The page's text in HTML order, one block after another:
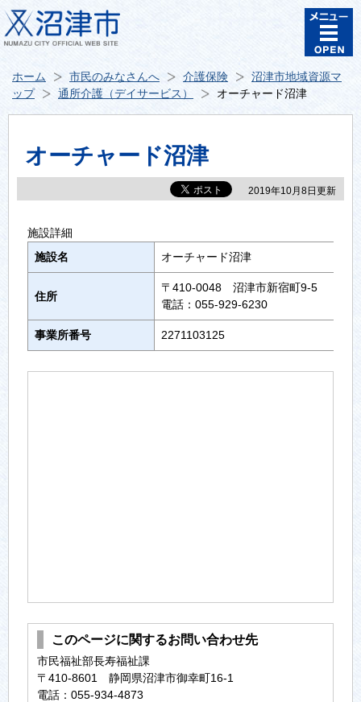
ホーム 市民のみなさんへ 介護保険
沼津市地域資源マ
ップ
通所介護（デイサービス） オーチャード沼津
オーチャード沼津
2019年10月8日更新
施設詳細
施設名
オーチャード沼津
住所
〒410-0048 沼津市新宿町9-5
電話：055-929-6230
事業所番号 2271103125
このページに関するお問い合わせ先
市民福祉部長寿福祉課
〒410-8601 静岡県沼津市御幸町16-1
電話：055-934-4873